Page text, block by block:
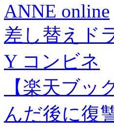
ANNE online
差し替えド
Y コンビネ
【楽天ブッ
んだ後に復